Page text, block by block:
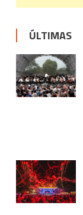
ÚLTIMAS